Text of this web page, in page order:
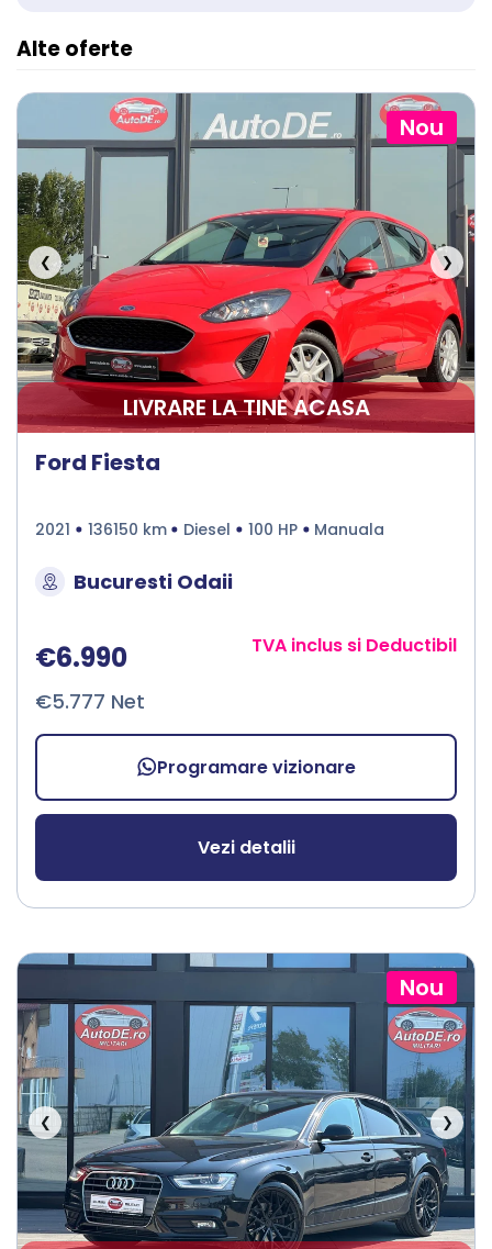
Alte oferte
Nou
❮ ❯
LIVRARE LA TINE ACASA
Ford Fiesta
2021 136150 km Diesel 100 HP Manuala
Bucuresti Odaii
€6.990
€5.777 Net
TVA inclus si Deductibil
Programare vizionare
Vezi detalii
Nou
❮ ❯